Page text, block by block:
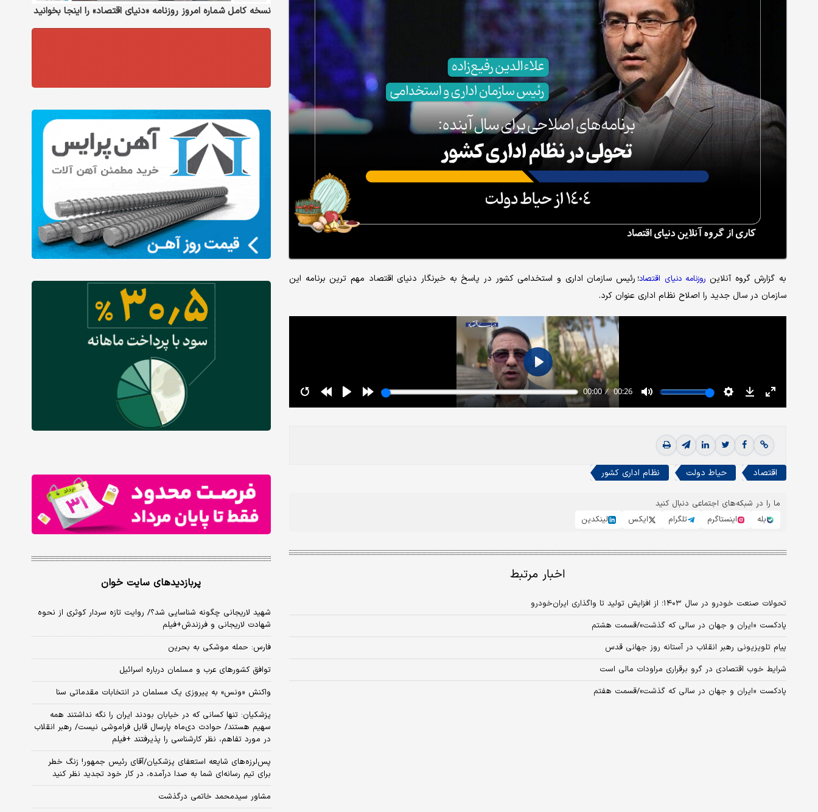
به گزارش گروه آنلاین روزنامه دنیای اقتصاد؛ رئیس سازمان اداری و استخدامی کشور در پاسخ به خبرنگار دنیای اقتصاد مهم ترین برنامه این
سازمان در سال جدید را اصلاح نظام اداری عنوان کرد.
اقتصاد حیاط دولت نظام اداری کشور
ما را در شبکه‌های اجتماعی دنبال کنید
بله
اینستاگرم تلگرام ایکس لینکدین
اخبار مرتبط
تحولات صنعت خودرو در سال ۱۴۰۳؛ از افزایش تولید تا واگذاری ایران‌خودرو
پادکست «ایران و جهان در سالی که گذشت»/قسمت هشتم
پیام تلویزیونی رهبر انقلاب در آستانه روز جهانی قدس
شرایط خوب اقتصادی در گرو برقراری مراودات مالی است
پادکست «ایران و جهان در سالی که گذشت»/قسمت هفتم
نسخه کامل شماره امروز روزنامه «دنیای‌ اقتصاد» را اینجا بخوانید
پربازدیدهای سایت خوان
شهید لاریجانی چگونه شناسایی شد؟/ روایت تازه سردار کوثری از نحوه
شهادت لاریجانی و فرزندش+فیلم
فارس: حمله موشکی به بحرین
توافق کشورهای عرب و مسلمان درباره اسرائیل
واکنش «ونس» به پیروزی یک مسلمان در انتخابات مقدماتی سنا
پزشکیان: تنها کسانی که در خیابان بودند ایران را نگه نداشتند همه
سهیم هستند/ حوادث دی‌ماه پارسال قابل فراموشی نیست/ رهبر انقلاب
در مورد تفاهم، نظر کارشناسی را پذیرفتند +فیلم
پس‌لرزه‌های شایعه استعفای پزشکیان/آقای رئیس جمهور! زنگ خطر
برای تیم رسانه‌ای شما به صدا درآمده، در کار خود تجدید نظر کنید
مشاور سیدمحمد خاتمی درگذشت